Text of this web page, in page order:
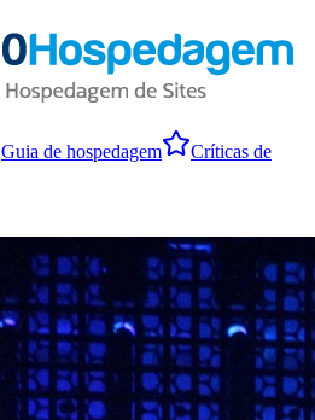
Guia de hospedagem
Críticas de